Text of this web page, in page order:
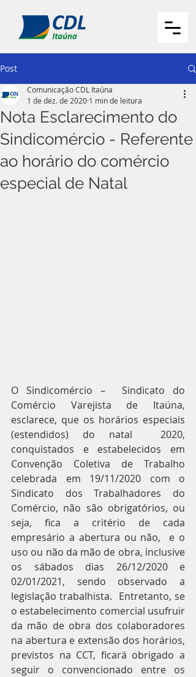
Post
Nota Esclarecimento do
Sindicomércio - Referente
ao horário do comércio
especial de Natal
Comunicação CDL Itaúna
1 de dez. de 2020 1 min de leitura
O Sindicomércio –  Sindicato do
Comércio Varejista de Itaúna,
esclarece, que os horários especiais
(estendidos) do natal  2020,
conquistados e estabelecidos em
Convenção Coletiva de Trabalho
celebrada em 19/11/2020 com o
Sindicato dos Trabalhadores do
Comércio, não são obrigatórios, ou
seja, fica a critério de cada
empresário a abertura ou não,  e o
uso ou não da mão de obra, inclusive
os sábados dias 26/12/2020 e
02/01/2021, sendo observado a
legislação trabalhista.  Entretanto, se
o estabelecimento comercial usufruir
da mão de obra dos colaboradores
na abertura e extensão dos horários,
previstos na CCT, ficará obrigado a
seguir o convencionado entre os